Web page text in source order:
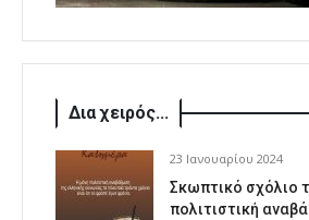
Δια χειρός...
23 Ιανουαρίου 2024
Σκωπτικό σχόλιο
πολιτιστική